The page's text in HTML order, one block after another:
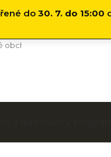
do 30. 7. do 15:00
obchodní podmínky